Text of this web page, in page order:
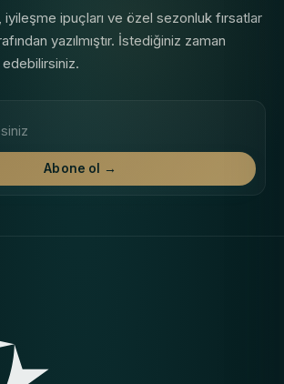
iyileşme ipuçları ve özel sezonluk fırsatlar
yazılmıştır. İstediğiniz zaman
Abone ol →